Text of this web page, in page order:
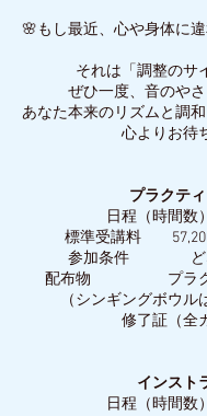
🌸もし最近、心や身体に
それは「調整のサ
ぜひ一度、音のや
あなた本来のリズムと調
心よりお待
プラクテ
日程（時間数
標準受講料 57,200
参加条件 どなた
配布物 プラクテ
（シンギングボウル
了証（全カリキュ
インスト
日程（時間数